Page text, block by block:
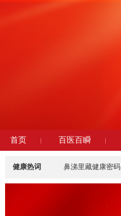
首页 百医百瞬
健康热词 鼻涕里藏健康密码